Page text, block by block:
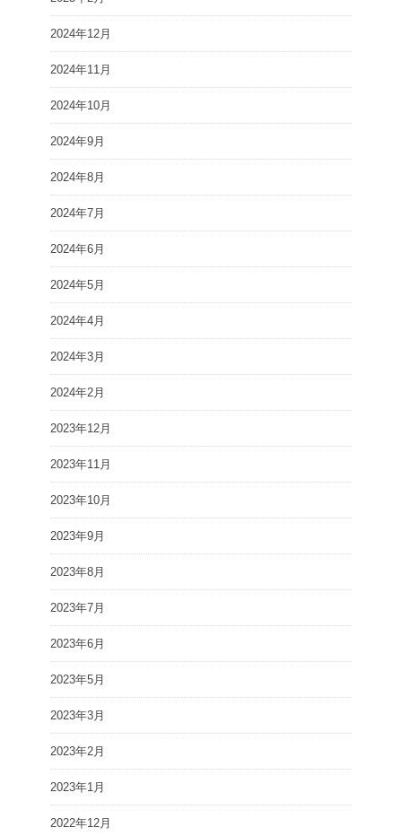
2024年12月
2024年11月
2024年10月
2024年9月
2024年8月
2024年7月
2024年6月
2024年5月
2024年4月
2024年3月
2024年2月
2023年12月
2023年11月
2023年10月
2023年9月
2023年8月
2023年7月
2023年6月
2023年5月
2023年3月
2023年2月
2023年1月
2022年12月